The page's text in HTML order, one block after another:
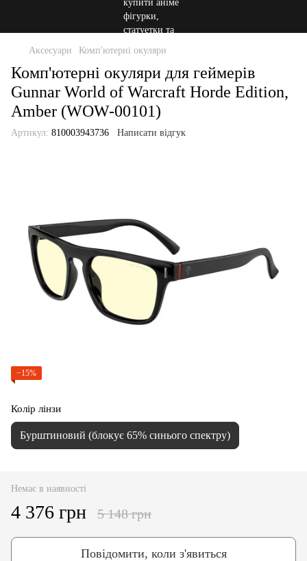
Аксесуари Комп'ютерні окуляри
Комп'ютерні окуляри для геймерів
Gunnar World of Warcraft Horde Edition,
Amber (WOW-00101)
Артикул: 810003943736 Написати відгук
−15%
Колір лінзи
Бурштиновий (блокує 65% синього спектру)
Немає в наявності
4 376 грн 5 148 грн
Повідомити, коли з'явиться